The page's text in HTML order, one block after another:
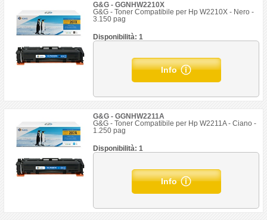
G&G - GGNHW2210X
G&G - Toner Compatibile per Hp W2210X - Nero -
3.150 pag
Disponibilità: 1
Info
G&G - GGNHW2211A
G&G - Toner Compatibile per Hp W2211A - Ciano -
1.250 pag
Disponibilità: 1
Info